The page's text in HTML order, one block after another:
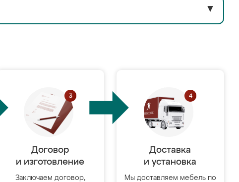
▼
Договор
и изготовление
Заключаем договор,
Доставка
и установка
Мы доставляем мебель по